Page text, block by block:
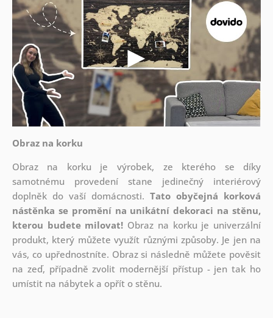
Obraz na korku
Obraz na korku je výrobek, ze kterého se díky
samotnému provedení stane jedinečný interiérový
doplněk do vaší domácnosti.Tato obyčejná korková
nástěnka se promění na unikátní dekoraci na stěnu,
kterou budete milovat! Obraz na korku je univerzální
produkt, který můžete využít různými způsoby. Je jen na
vás, co upřednostníte. Obraz si následně můžete pověsit
na zeď, případně zvolit modernější přístup - jen tak ho
umístit na nábytek a opřít o stěnu.